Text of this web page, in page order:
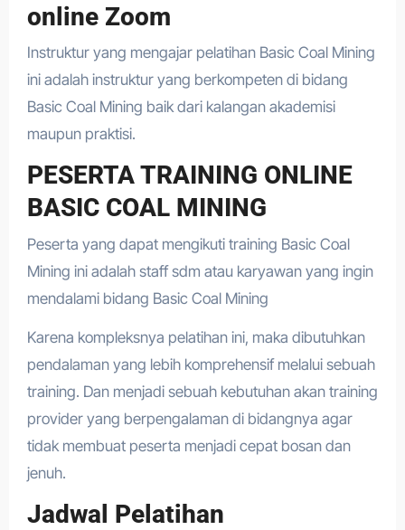
online Zoom
Instruktur yang mengajar pelatihan Basic Coal Mining
ini adalah instruktur yang berkompeten di bidang
Basic Coal Mining baik dari kalangan akademisi
maupun praktisi.
PESERTA TRAINING ONLINE
BASIC COAL MINING
Peserta yang dapat mengikuti training Basic Coal
Mining ini adalah staff sdm atau karyawan yang ingin
mendalami bidang Basic Coal Mining
Karena kompleksnya pelatihan ini, maka dibutuhkan
pendalaman yang lebih komprehensif melalui sebuah
training. Dan menjadi sebuah kebutuhan akan training
provider yang berpengalaman di bidangnya agar
tidak membuat peserta menjadi cepat bosan dan
jenuh.
Jadwal Pelatihan